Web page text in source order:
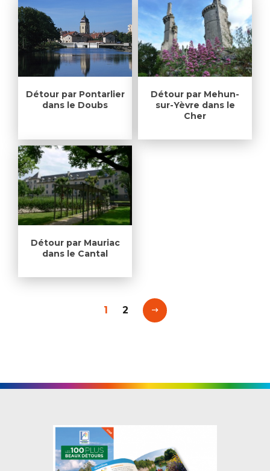
Détour par Pontarlier
dans le Doubs
Détour par Mehun-
sur-Yèvre dans le
Cher
Détour par Mauriac
dans le Cantal
1 2